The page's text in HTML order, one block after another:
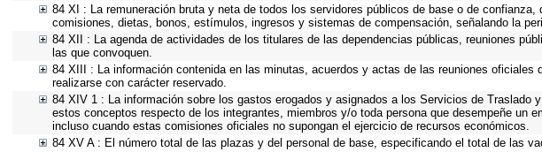
84 XI : La remuneración bruta y neta de todos los servidores públicos de base o de
comisiones, dietas, bonos, estímulos, ingresos y sistemas de compensación, señalando la
84 XII : La agenda de actividades de los titulares de las dependencias públicas, reuniones
las que convoquen.
84 XIII : La información contenida en las minutas, acuerdos y actas de las reuniones
realizarse con carácter reservado.
84 XIV 1 : La información sobre los gastos erogados y asignados a los Servicios de
estos conceptos respecto de los integrantes, miembros y/o toda persona que desempeñe
incluso cuando estas comisiones oficiales no supongan el ejercicio de recursos económicos.
84 XV A : El número total de las plazas y del personal de base, especificando el total de las